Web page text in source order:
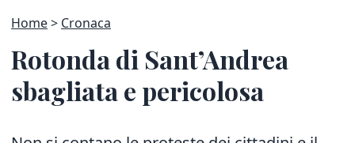
Home Cronaca
Rotonda di Sant’Andrea
sbagliata e pericolosa